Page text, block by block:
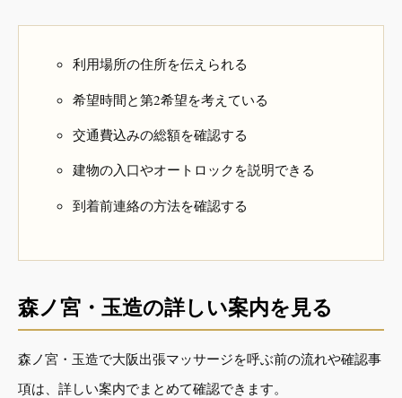
利用場所の住所を伝えられる
希望時間と第2希望を考えている
交通費込みの総額を確認する
建物の入口やオートロックを説明できる
到着前連絡の方法を確認する
森ノ宮・玉造の詳しい案内を見る
森ノ宮・玉造で大阪出張マッサージを呼ぶ前の流れや確認事
項は、詳しい案内でまとめて確認できます。